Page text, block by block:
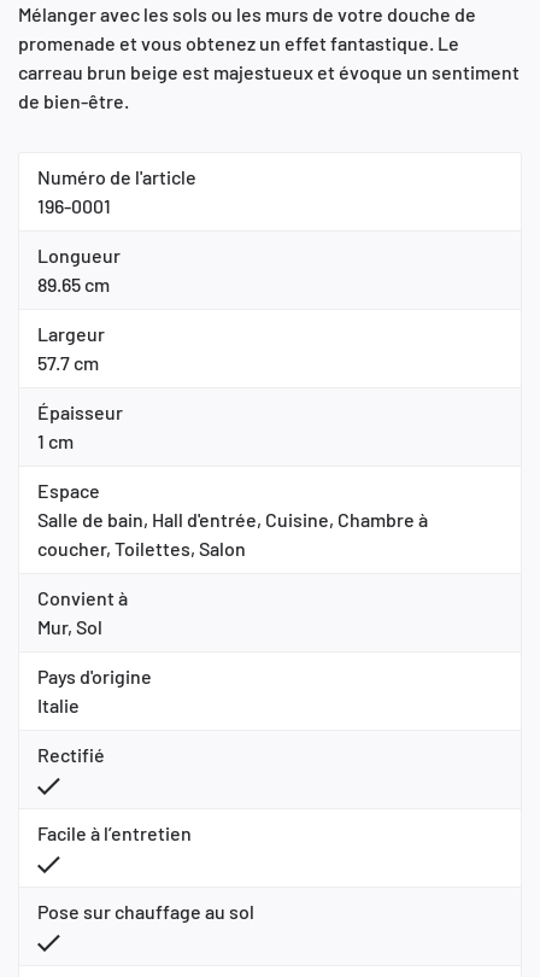
Mélanger avec les sols ou les murs de votre douche de
promenade et vous obtenez un effet fantastique. Le
carreau brun beige est majestueux et évoque un sentiment
de bien-être.
Numéro de l'article
196-0001
Longueur
89.65 cm
Largeur
57.7 cm
Épaisseur
1 cm
Espace
Salle de bain, Hall d'entrée, Cuisine, Chambre à
coucher, Toilettes, Salon
Convient à
Mur, Sol
Pays d'origine
Italie
Rectifié
Facile à l’entretien
Pose sur chauffage au sol